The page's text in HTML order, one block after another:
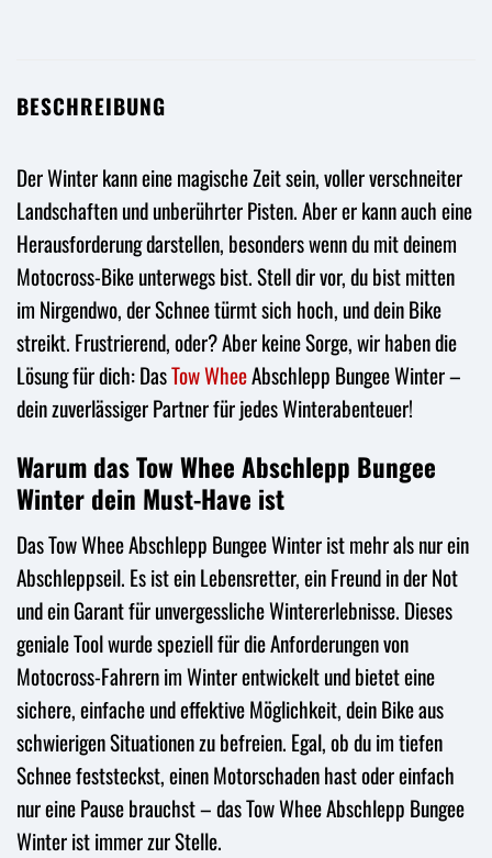
BESCHREIBUNG
Der Winter kann eine magische Zeit sein, voller verschneiter
Landschaften und unberührter Pisten. Aber er kann auch eine
Herausforderung darstellen, besonders wenn du mit deinem
Motocross-Bike unterwegs bist. Stell dir vor, du bist mitten
im Nirgendwo, der Schnee türmt sich hoch, und dein Bike
streikt. Frustrierend, oder? Aber keine Sorge, wir haben die
Lösung für dich: DasTow WheeAbschlepp Bungee Winter –
dein zuverlässiger Partner für jedes Winterabenteuer!
Warum das Tow Whee Abschlepp Bungee
Winter dein Must-Have ist
Das Tow Whee Abschlepp Bungee Winter ist mehr als nur ein
Abschleppseil. Es ist ein Lebensretter, ein Freund in der Not
und ein Garant für unvergessliche Wintererlebnisse. Dieses
geniale Tool wurde speziell für die Anforderungen von
Motocross-Fahrern im Winter entwickelt und bietet eine
sichere, einfache und effektive Möglichkeit, dein Bike aus
schwierigen Situationen zu befreien. Egal, ob du im tiefen
Schnee feststeckst, einen Motorschaden hast oder einfach
nur eine Pause brauchst – das Tow Whee Abschlepp Bungee
Winter ist immer zur Stelle.